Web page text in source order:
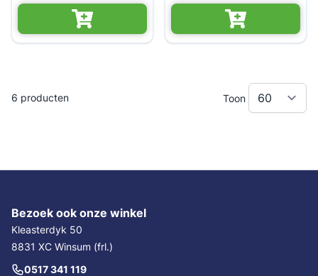
6 producten Toon
Bezoek ook onze winkel
Kleasterdyk 50
8831 XC Winsum (frl.)
0517 341 119